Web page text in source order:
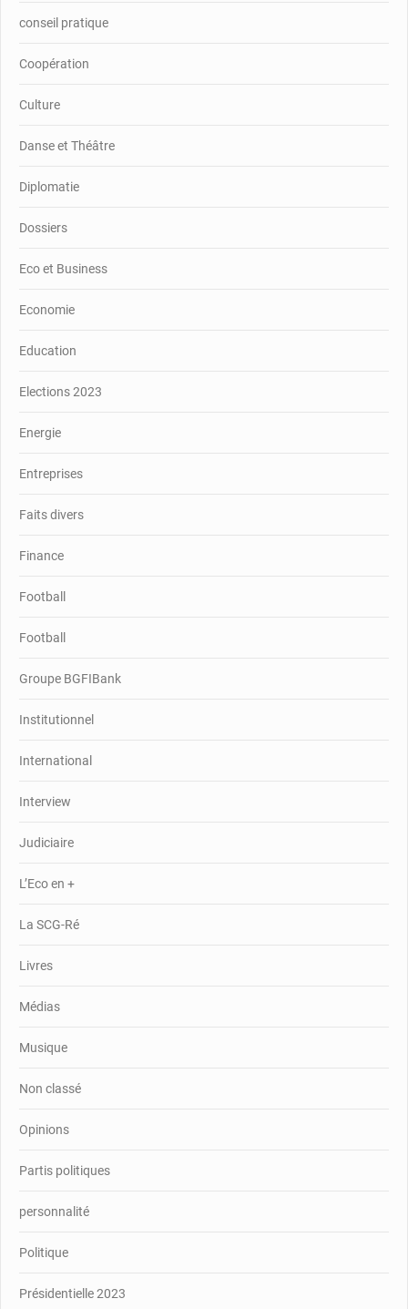
conseil pratique
Coopération
Culture
Danse et Théâtre
Diplomatie
Dossiers
Eco et Business
Economie
Education
Elections 2023
Energie
Entreprises
Faits divers
Finance
Football
Football
Groupe BGFIBank
Institutionnel
International
Interview
Judiciaire
L’Eco en +
La SCG-Ré
Livres
Médias
Musique
Non classé
Opinions
Partis politiques
personnalité
Politique
Présidentielle 2023